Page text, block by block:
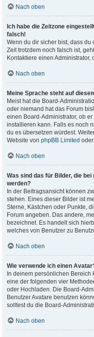
Nach oben
Ich habe die Zeitzone
falsch!
Wenn du dir sicher bist, dass
Zeit trotzdem noch falsch ist,
Kontaktiere einen
Nach oben
Meine Sprache steht auf
Meist hat die Board-
oder niemand hat das Forum
einen Board-Administrator, ob
installieren kann. Falls es noch
du es übersetzen würdest.
Website vonphpBB Limited
Nach oben
Was sind das für Bilder, die
werden?
In der Beitragsansicht können
stehen. Eines dieser Bilder ist
Sterne, Kästchen oder Punkte,
Forum angeben. Das andere,
bezeichnet. Es handelt sich
welches von Benutzer zu
Nach oben
Wie verwende ich einen
In deinem persönlichen Bereich
eine der folgenden vier
oder Hochladen. Die Board-
Benutzer Avatare benutzen
solltest du die Board-
Nach oben